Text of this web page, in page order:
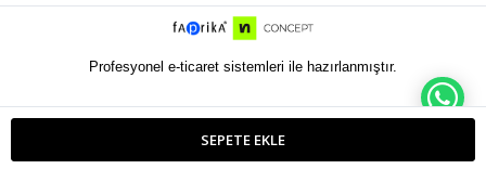
SEPETE EKLE
Profesyonel e-ticaret sistemleri ile hazırlanmıştır.
ETBIS